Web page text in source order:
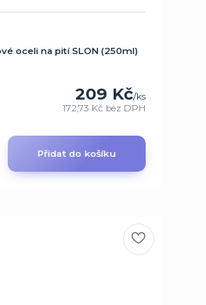
oceli na pití SLON (250ml)
209 Kč/ks
172,73 Kč bez DPH
Přidat do košíku